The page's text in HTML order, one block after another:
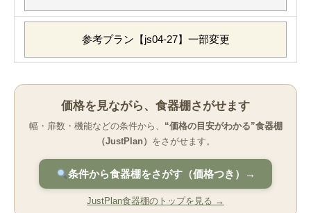
参考プラン【js04-27】一部変更
価格を見ながら、食器棚さがせます
幅・扉数・機能などの条件から、 “価格の目安がわかる”食器棚
（JustPlan） をさがせます。
条件から食器棚をさがす（価格つき）→
JustPlan食器棚のトップを見る →